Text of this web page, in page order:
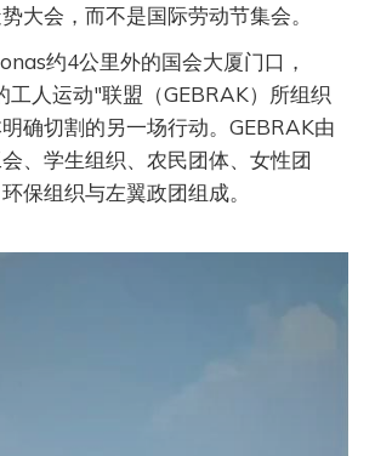
大会，而不是国际劳动节集会。
约4公里外的国会大厦门口，
工人运动"联盟（GEBRAK）所组织
确切割的另一场行动。GEBRAK由
、学生组织、农民团体、女性团
保组织与左翼政团组成。